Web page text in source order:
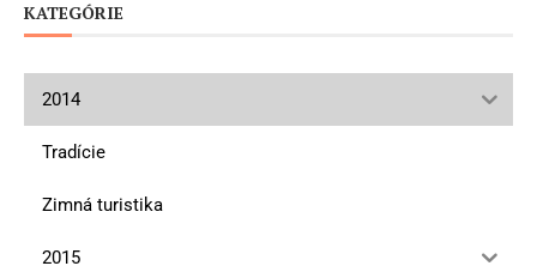
KATEGÓRIE
2014
Tradície
Zimná turistika
2015